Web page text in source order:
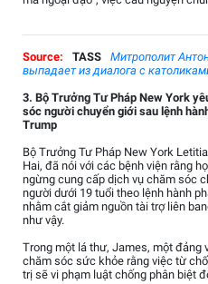
Source: TASS
Митрополит
выпадает из диалога с
3. Bộ Trưởng Tư Pháp New York
sóc người chuyển giới sau lệnh
Trump
Bộ Trưởng Tư Pháp New York
Hai, đã nói với các bệnh viện rằng
ngừng cung cấp dịch vụ chăm sóc
người dưới 19 tuổi theo lệnh hành
nhằm cắt giảm nguồn tài trợ liên
như vậy.
Trong một lá thư, James, một đảng
chăm sóc sức khỏe rằng việc từ
trị sẽ vi phạm luật chống phân biệt